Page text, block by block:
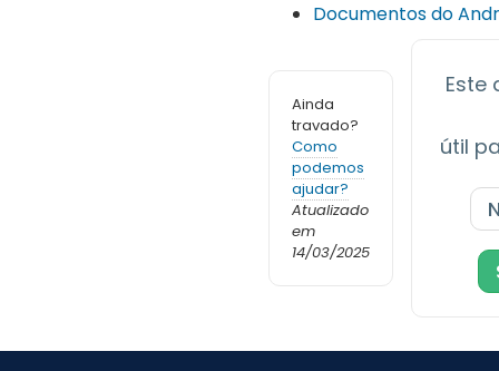
Documentos do
Ainda
travado?
Como
podemos
ajudar?
Atualizado
em
14/03/2025
Este
útil